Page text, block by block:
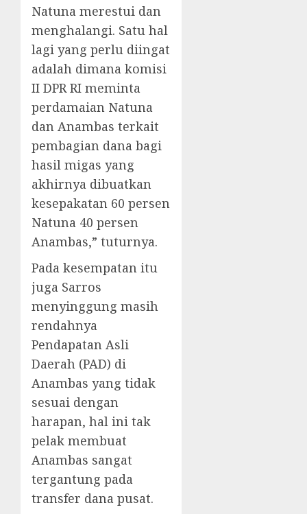
Natuna merestui dan
menghalangi. Satu hal
lagi yang perlu diingat
adalah dimana komisi
II DPR RI meminta
perdamaian Natuna
dan Anambas terkait
pembagian dana bagi
hasil migas yang
akhirnya dibuatkan
kesepakatan 60 persen
Natuna 40 persen
Anambas,” tuturnya.
Pada kesempatan itu
juga Sarros
menyinggung masih
rendahnya
Pendapatan Asli
Daerah (PAD) di
Anambas yang tidak
sesuai dengan
harapan, hal ini tak
pelak membuat
Anambas sangat
tergantung pada
transfer dana pusat.